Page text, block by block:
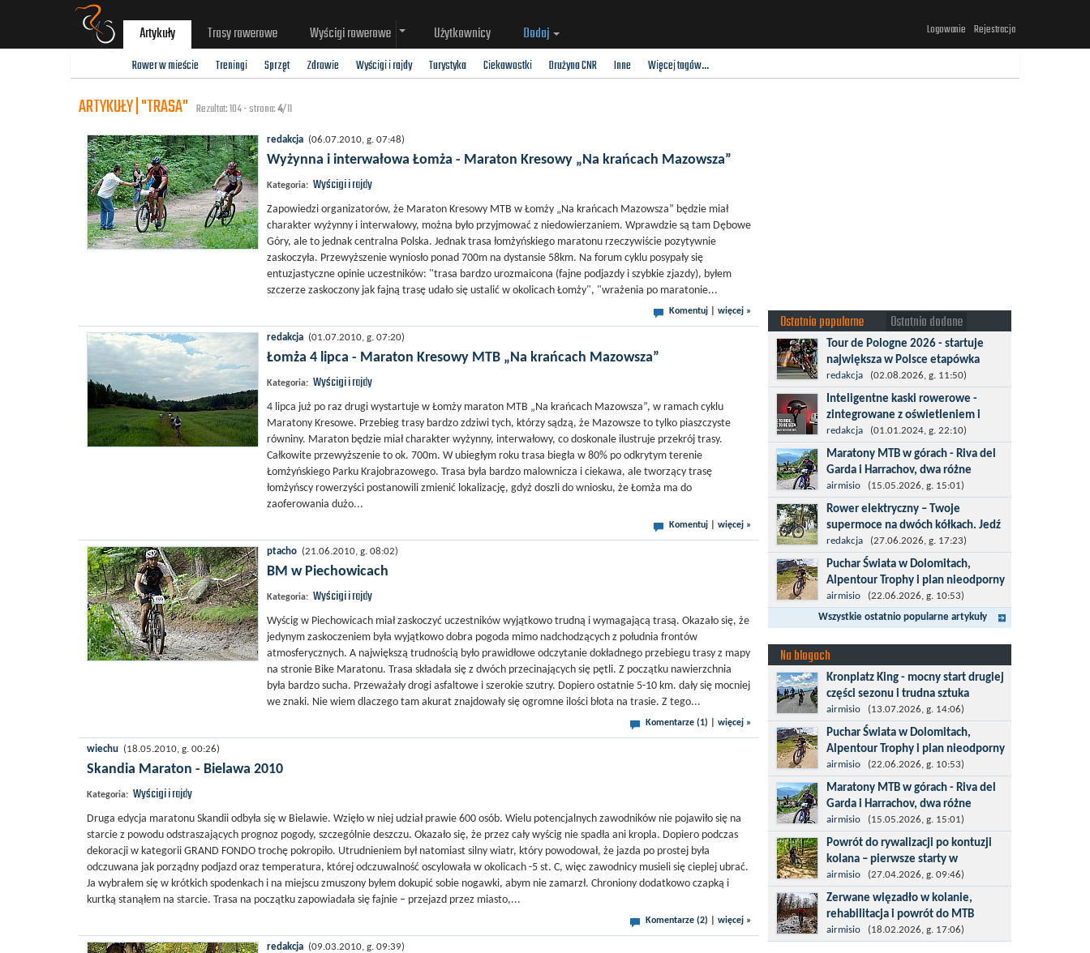
Logowanie Rejestracja
Artykuły Trasy rowerowe Wyścigi rowerowe Użytkownicy Dodaj
Rower w mieście Treningi Sprzęt Zdrowie Wyścigi i rajdy Turystyka Ciekawostki Drużyna CNR Inne Więcej tagów...
ARTYKUŁY | "TRASA" Rezultat: 104 - strona:4/11
redakcja (06.07.2010, g. 07:48)
Wyżynna i interwałowa Łomża - Maraton Kresowy „Na krańcach Mazowsza”
Kategoria: Wyścigi i rajdy
Zapowiedzi organizatorów, że Maraton Kresowy MTB w Łomży „Na krańcach Mazowsza” będzie miał
charakter wyżynny i interwałowy, można było przyjmować z niedowierzaniem. Wprawdzie są tam Dębowe
Góry, ale to jednak centralna Polska. Jednak trasa łomżyńskiego maratonu rzeczywiście pozytywnie
zaskoczyła. Przewyższenie wyniosło ponad 700m na dystansie 58km. Na forum cyklu posypały się
entuzjastyczne opinie uczestników: "trasa bardzo urozmaicona (fajne podjazdy i szybkie zjazdy), byłem
szczerze zaskoczony jak fajną trasę udało się ustalić w okolicach Łomży", "wrażenia po maratonie...
Komentuj więcej »
redakcja (01.07.2010, g. 07:20)
Łomża 4 lipca - Maraton Kresowy MTB „Na krańcach Mazowsza”
Kategoria: Wyścigi i rajdy
4 lipca już po raz drugi wystartuje w Łomży maraton MTB „Na krańcach Mazowsza”, w ramach cyklu
Maratony Kresowe. Przebieg trasy bardzo zdziwi tych, którzy sądzą, że Mazowsze to tylko piaszczyste
równiny. Maraton będzie miał charakter wyżynny, interwałowy, co doskonale ilustruje przekrój trasy.
Całkowite przewyższenie to ok. 700m. W ubiegłym roku trasa biegła w 80% po odkrytym terenie
Łomżyńskiego Parku Krajobrazowego. Trasa była bardzo malownicza i ciekawa, ale tworzący trasę
łomżyńscy rowerzyści postanowili zmienić lokalizację, gdyż doszli do wniosku, że Łomża ma do
zaoferowania dużo...
Komentuj więcej »
ptacho (21.06.2010, g. 08:02)
BM w Piechowicach
Kategoria: Wyścigi i rajdy
Wyścig w Piechowicach miał zaskoczyć uczestników wyjątkowo trudną i wymagającą trasą. Okazało się, że
jedynym zaskoczeniem była wyjątkowo dobra pogoda mimo nadchodzących z południa frontów
atmosferycznych. A największą trudnością było prawidłowe odczytanie dokładnego przebiegu trasy z mapy
na stronie Bike Maratonu. Trasa składała się z dwóch przecinających się pętli. Z początku nawierzchnia
była bardzo sucha. Przeważały drogi asfaltowe i szerokie szutry. Dopiero ostatnie 5-10 km. dały się mocniej
we znaki. Nie wiem dlaczego tam akurat znajdowały się ogromne ilości błota na trasie. Z tego...
Komentarze (1) więcej »
wiechu (18.05.2010, g. 00:26)
Skandia Maraton - Bielawa 2010
Kategoria: Wyścigi i rajdy
Druga edycja maratonu Skandii odbyła się w Bielawie. Wzięło w niej udział prawie 600 osób. Wielu potencjalnych zawodników nie pojawiło się na
starcie z powodu odstraszających prognoz pogody, szczególnie deszczu. Okazało się, że przez cały wyścig nie spadła ani kropla. Dopiero podczas
dekoracji w kategorii GRAND FONDO trochę pokropiło. Utrudnieniem był natomiast silny wiatr, który powodował, że jazda po prostej była
odczuwana jak porządny podjazd oraz temperatura, której odczuwalność oscylowała w okolicach -5 st. C, więc zawodnicy musieli się cieplej ubrać.
Ja wybrałem się w krótkich spodenkach i na miejscu zmuszony byłem dokupić sobie nogawki, abym nie zamarzł. Chroniony dodatkowo czapką i
kurtką stanąłem na starcie. Trasa na początku zapowiadała się fajnie – przejazd przez miasto,...
Komentarze (2) więcej »
redakcja (09.03.2010, g. 09:39)
Ostatnio popularne Ostatnio dodane
Tour de Pologne 2026 - startuje
największa w Polsce etapówka
kolarska
Tour de Pologne 2026 to jedno z
najbardziej prestiżowych wydarzeń
sportowych w Polsce. wyścig zaliczany
po raz 22. do prestiżowego cyklu UCI
World...
redakcja (02.08.2026, g. 11:50)
Inteligentne kaski rowerowe -
zintegrowane z oświetleniem i
kierunkowskazami
Temat bezpieczeństwa jazdy wchodzi
na nowy poziom. Do tej pory kask było
odpowiedzialny przede wszystkim za
bezpieczeństwo rowerzysty, ochronę...
redakcja (01.01.2024, g. 22:10)
Maratony MTB w górach - Riva del
Garda i Harrachov, dwa różne
wyzwania
Maj to idealny czas, by z płaskich i
szybkich wyścigów przejść do znacznie
bardziej ambitnych wyzwań, jakimi są
górskie wyścigi MTB....
airmisio (15.05.2026, g. 15:01)
Rower elektryczny – Twoje
supermoce na dwóch kółkach. Jedź
dalej,odkrywaj więcej
Marzenia o dalekich podróżach bez
ogromnego zmęczenia stają się
rzeczywistością dzięki nowoczesnym
technologiom ukrytym w
jednośladach....
redakcja (27.06.2026, g. 17:23)
Puchar Świata w Dolomitach,
Alpentour Trophy i plan nieodporny
na upadki
Czerwiec w moim planie oznaczał
wejście w najbardziej wymagający etap
i cel pierwszej części sezonu: Puchar
Świata w maratonie MTB w
Dolomitach...
airmisio (22.06.2026, g. 10:53)
Wszystkie ostatnio popularne artykuły
Na blogach
Kronplatz King - mocny start drugiej
części sezonu i trudna sztuka
odpoczynku
Kronplatz King, epicki MTB Maraton z
metą na 2275 m we włoskich Alpach –
łącznie 3000 metrów przewyższenia na
dystansie 60 km, ze...
airmisio (13.07.2026, g. 14:06)
Puchar Świata w Dolomitach,
Alpentour Trophy i plan nieodporny
na upadki
Czerwiec w moim planie oznaczał
wejście w najbardziej wymagający etap
i cel pierwszej części sezonu: Puchar
Świata w maratonie MTB w
Dolomitach...
airmisio (22.06.2026, g. 10:53)
Maratony MTB w górach - Riva del
Garda i Harrachov, dwa różne
wyzwania
Maj to idealny czas, by z płaskich i
szybkich wyścigów przejść do znacznie
bardziej ambitnych wyzwań, jakimi są
górskie wyścigi MTB....
airmisio (15.05.2026, g. 15:01)
Powrót do rywalizacji po kontuzji
kolana – pierwsze starty w
maratonach MTB
Prawdziwym testem po kontuzji kolana
i uszkodzeniu więzadeł jest powrót do
sportowej rywalizacji. Podczas
zawodów znikają bariery,...
airmisio (27.04.2026, g. 09:46)
Zerwane więzadło w kolanie,
rehabilitacja i powrót do MTB
W sporcie nie ma kalkulacji, niezależnie
airmisio (18.02.2026, g. 17:06)